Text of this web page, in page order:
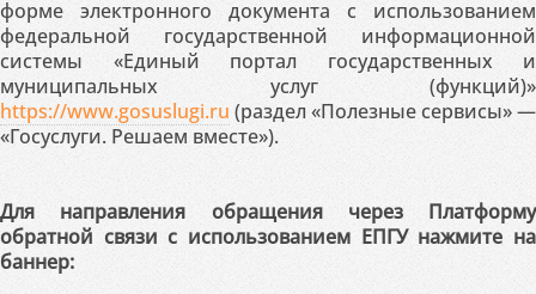
форме электронного документа с использованием
федеральной государственной информационной
системы «Единый портал государственных и
муниципальных услуг (функций)»
https://www.gosuslugi.ru (раздел «Полезные сервисы» —
«Госуслуги. Решаем вместе»).
Для направления обращения через Платформу
обратной связи с использованием ЕПГУ нажмите на
баннер: